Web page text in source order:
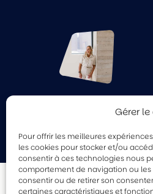
Gérer
Pour offrir les meilleures
les cookies pour stocker et/ou
consentir à ces technologies nous
comportement de navigation ou les
consentir ou de retirer son
certaines caractéristiques et